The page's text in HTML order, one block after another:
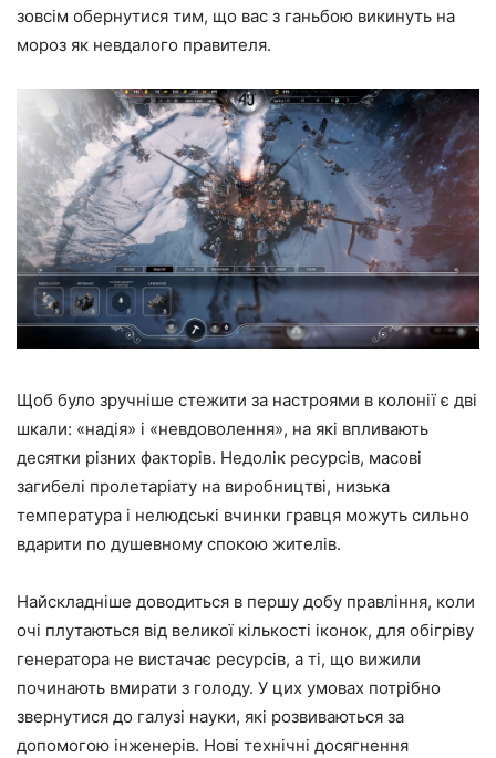
зовсім обернутися тим, що вас з ганьбою викинуть на
мороз як невдалого правителя.
Щоб було зручніше стежити за настроями в колонії є дві
шкали: «надія» і «невдоволення», на які впливають
десятки різних факторів. Недолік ресурсів, масові
загибелі пролетаріату на виробництві, низька
температура і нелюдські вчинки гравця можуть сильно
вдарити по душевному спокою жителів.
Найскладніше доводиться в першу добу правління, коли
очі плутаються від великої кількості іконок, для обігріву
генератора не вистачає ресурсів, а ті, що вижили
починають вмирати з голоду. У цих умовах потрібно
звернутися до галузі науки, які розвиваються за
допомогою інженерів. Нові технічні досягнення